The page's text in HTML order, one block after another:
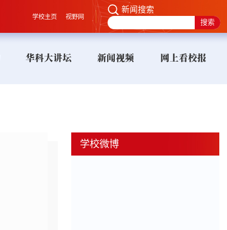
学校主页 视野网
新闻搜索
华科大讲坛 新闻视频 网上看校报
学校微博